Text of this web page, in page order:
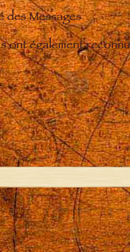
des Messages
également